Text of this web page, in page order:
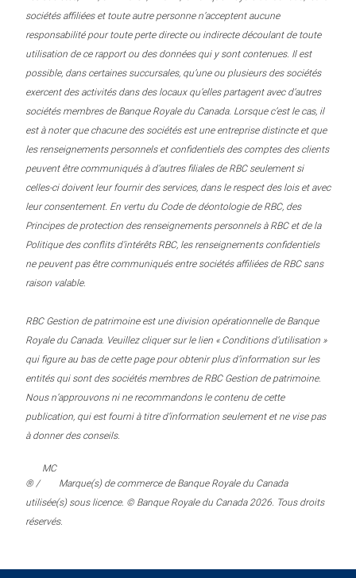
sociétés affiliées et toute autre personne n’acceptent aucune
responsabilité pour toute perte directe ou indirecte découlant de toute
utilisation de ce rapport ou des données qui y sont contenues. Il est
possible, dans certaines succursales, qu’une ou plusieurs des sociétés
exercent des activités dans des locaux qu’elles partagent avec d’autres
sociétés membres de Banque Royale du Canada. Lorsque c’est le cas, il
est à noter que chacune des sociétés est une entreprise distincte et que
les renseignements personnels et confidentiels des comptes des clients
peuvent être communiqués à d’autres filiales de RBC seulement si
celles-ci doivent leur fournir des services, dans le respect des lois et avec
leur consentement. En vertu du Code de déontologie de RBC, des
Principes de protection des renseignements personnels à RBC et de la
Politique des conflits d’intérêts RBC, les renseignements confidentiels
ne peuvent pas être communiqués entre sociétés affiliées de RBC sans
raison valable.
RBC Gestion de patrimoine est une division opérationnelle de Banque
Royale du Canada. Veuillez cliquer sur le lien « Conditions d’utilisation »
qui figure au bas de cette page pour obtenir plus d’information sur les
entités qui sont des sociétés membres de RBC Gestion de patrimoine.
Nous n’approuvons ni ne recommandons le contenu de cette
publication, qui est fourni à titre d’information seulement et ne vise pas
à donner des conseils.
® /
MC
Marque(s) de commerce de Banque Royale du Canada
utilisée(s) sous licence. © Banque Royale du Canada 2026. Tous droits
réservés.